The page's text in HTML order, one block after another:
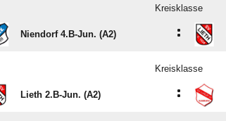
Kreisklasse
Niendorf 4.B-Jun. (A2) :
Kreisklasse
Lieth 2.B-Jun. (A2) :